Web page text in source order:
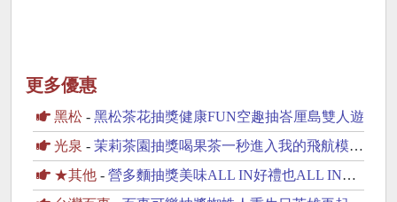
更多優惠
黑松 - 黑松茶花抽獎健康FUN空趣抽峇厘島雙人遊
光泉 - 茉莉茶園抽獎喝果茶一秒進入我的飛航模式抽PS5
★其他 - 營多麵抽獎美味ALL IN好禮也ALL IN抽iPhone17